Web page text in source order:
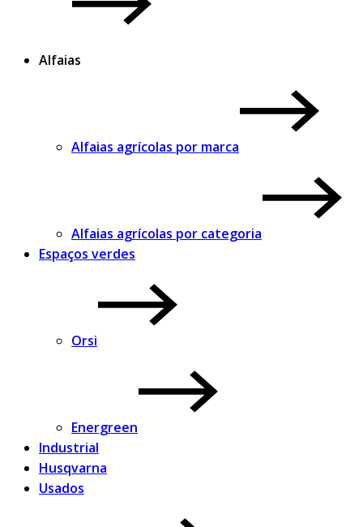
Alfaias
Alfaias agrícolas por marca
Alfaias agrícolas por categoria
Espaços verdes
Orsi
Energreen
Industrial
Husqvarna
Usados